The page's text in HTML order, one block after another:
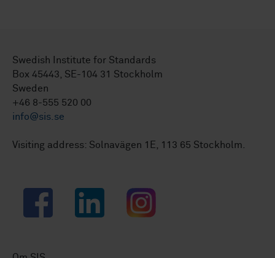
Swedish Institute for Standards
Box 45443, SE-104 31 Stockholm
Sweden
+46 8-555 520 00
info@sis.se
Visiting address: Solnavägen 1E, 113 65 Stockholm.
Facebook LinkedIn Instagram